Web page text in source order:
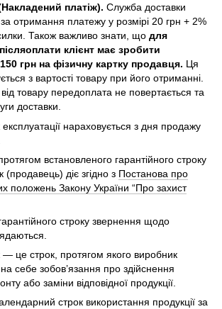
платіж). Служба доставки
за отримання платежу у розмірі 20 грн + 2%
Також важливо знати, що для
клієнт має зробити
грн на фізичну картку продавця. Ця
з вартості товару при його отриманні.
товару передоплата не повертається та
доставки.
експлуатації нараховується з дня продажу
встановленого гарантійного строку
(продавець) діє згідно з Постанова про
положень Закону України “Про захист
строку звернення щодо
— це строк, протягом якого виробник
себе зобов’язання про здійснення
або заміни відповідної продукції.
строк використання продукції за